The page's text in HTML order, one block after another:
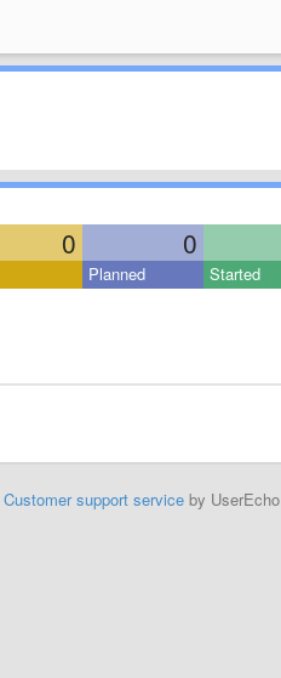
0 0
Planned Started
Customer support serviceby UserEcho